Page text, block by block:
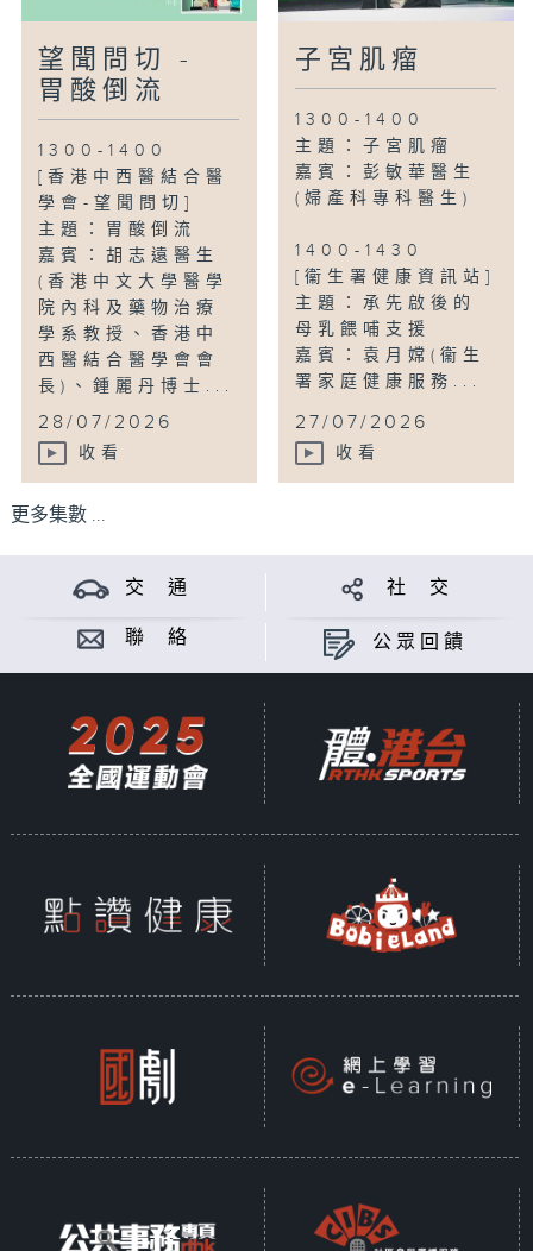
望聞問切 -
胃酸倒流
1300-1400
[香港中西醫結合醫
學會-望聞問切]
主題：胃酸倒流
嘉賓：胡志遠醫生
(香港中文大學醫學
院內科及藥物治療
學系教授、香港中
西醫結合醫學會會
長)、鍾麗丹博士...
28/07/2026
收看
子宮肌瘤
1300-1400
主題：子宮肌瘤
嘉賓：彭敏華醫生
(婦產科專科醫生)
1400-1430
[衞生署健康資訊站]
主題：承先啟後的
母乳餵哺支援
嘉賓：袁月嫦(衞生
署家庭健康服務...
27/07/2026
收看
更多集數 ...
交 通 社 交
聯 絡 公眾回饋